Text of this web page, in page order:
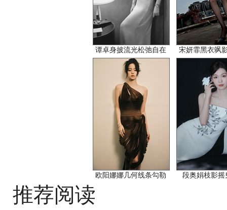
谭卓身披流光松弛自在 宋妍霏黑衣飒
欧阳娜娜几何线条勾勒 段奥娟枝影摇
推荐阅读